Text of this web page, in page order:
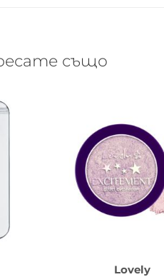
също
Lovely